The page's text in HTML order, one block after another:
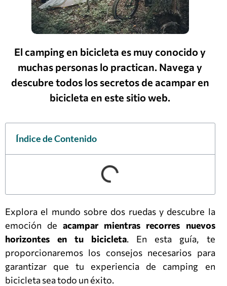
El camping en bicicleta es muy conocido y
muchas personas lo practican. Navega y
descubre todos los secretos de acampar en
bicicleta en este sitio web.
Índice de Contenido
Explora el mundo sobre dos ruedas y descubre la
emoción deacampar mientras recorres nuevos
horizontes en tu bicicleta. En esta guía, te
proporcionaremos los consejos necesarios para
garantizar que tu experiencia de camping en
bicicleta sea todo un éxito.